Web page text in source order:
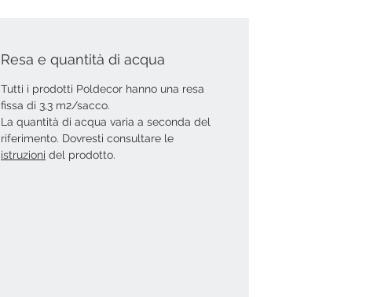
Resa e quantità di acqua
Tutti i prodotti Poldecor hanno una resa
fissa di 3,3 m2/sacco.
La quantità di acqua varia a seconda del
riferimento. Dovresti consultare le
istruzioni del prodotto.